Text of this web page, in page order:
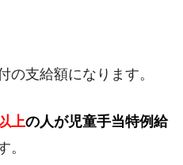
の支給額になります。
上の人が児童手当特例給
。